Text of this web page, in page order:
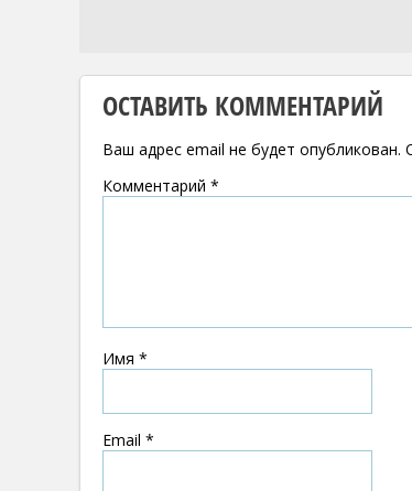
ОСТАВИТЬ КОММЕНТАРИЙ
Ваш адрес email не будет опубликован.
Комментарий *
Имя *
Email *